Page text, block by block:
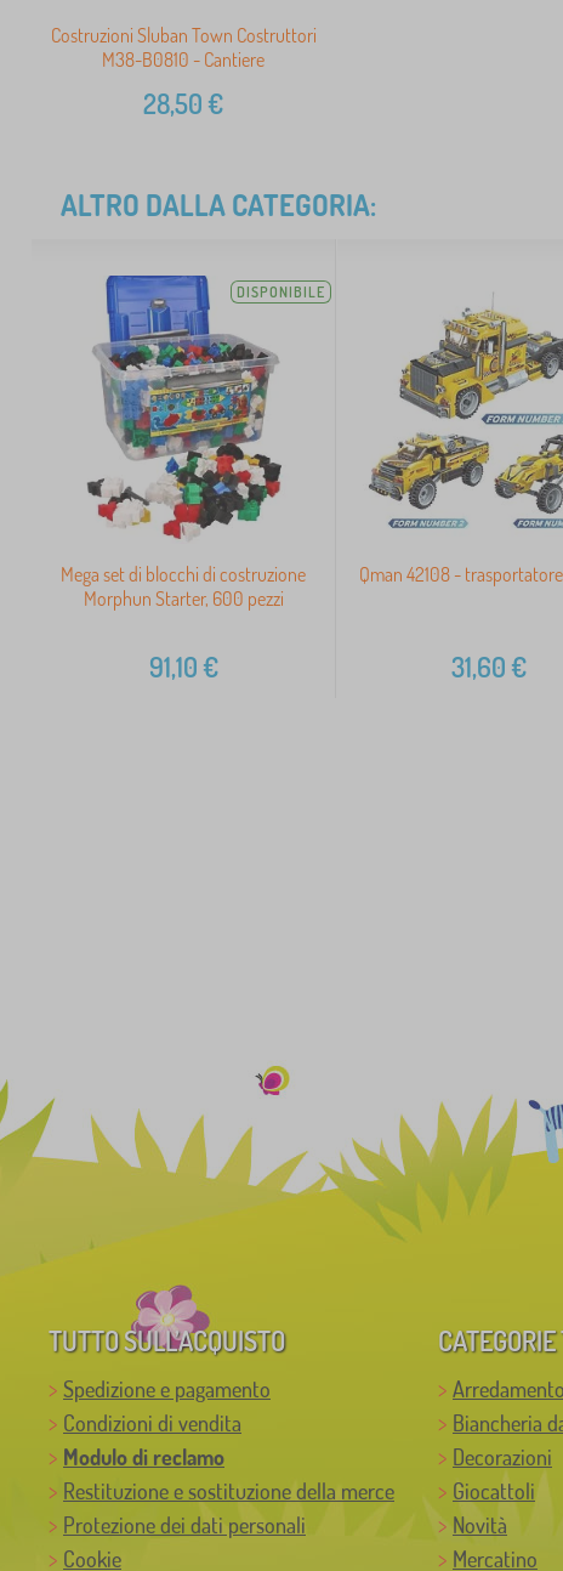
Costruzioni Sluban Town Costruttori
M38-B0810 - Cantiere
28,50€
ALTRO DALLA CATEGORIA:
DISPONIBILE
Mega set di blocchi di costruzione
Morphun Starter, 600 pezzi
91,10€
Qman 42108 -
31,60€
TUTTO SULL’ACQUISTO
Spedizione e pagamento
Condizioni di vendita
Modulo di reclamo
Restituzione e sostituzione della merce
Protezione dei dati personali
Cookie
Biancheria
Decorazioni
Giocattoli
Novità
Mercatino